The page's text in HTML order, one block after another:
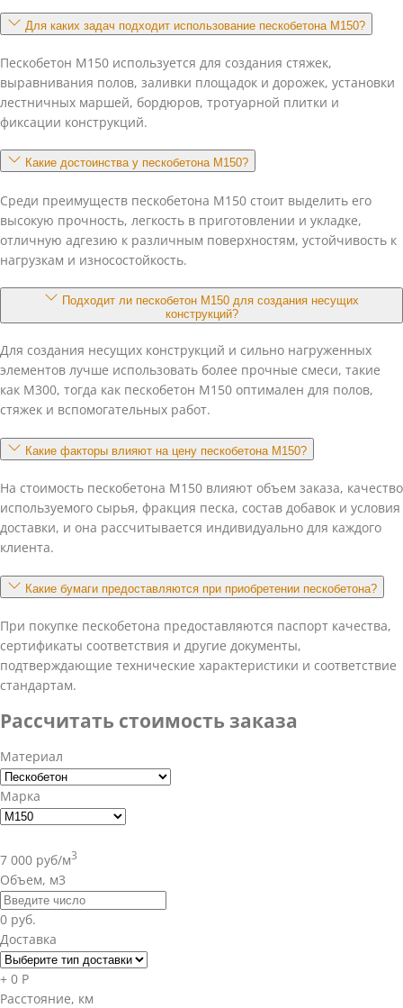
Для каких задач подходит использование пескобетона М150?
Пескобетон М150 используется для создания стяжек,
выравнивания полов, заливки площадок и дорожек, установки
лестничных маршей, бордюров, тротуарной плитки и
фиксации конструкций.
Какие достоинства у пескобетона М150?
Среди преимуществ пескобетона М150 стоит выделить его
высокую прочность, легкость в приготовлении и укладке,
отличную адгезию к различным поверхностям, устойчивость к
нагрузкам и износостойкость.
Подходит ли пескобетон М150 для создания несущих
конструкций?
Для создания несущих конструкций и сильно нагруженных
элементов лучше использовать более прочные смеси, такие
как М300, тогда как пескобетон М150 оптимален для полов,
стяжек и вспомогательных работ.
Какие факторы влияют на цену пескобетона М150?
На стоимость пескобетона М150 влияют объем заказа, качество
используемого сырья, фракция песка, состав добавок и условия
доставки, и она рассчитывается индивидуально для каждого
клиента.
Какие бумаги предоставляются при приобретении пескобетона?
При покупке пескобетона предоставляются паспорт качества,
сертификаты соответствия и другие документы,
подтверждающие технические характеристики и соответствие
стандартам.
Рассчитать стоимость заказа
Материал
Марка
7 000 руб/м3
Объем, м3
0 руб.
Доставка
+ 0 Р
Расстояние, км